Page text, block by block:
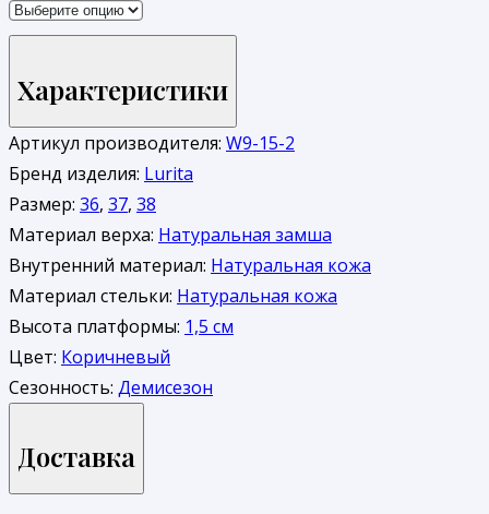
Характеристики
Артикул производителя: W9-15-2
Бренд изделия: Lurita
Размер: 36, 37, 38
Материал верха: Натуральная замша
Внутренний материал: Натуральная кожа
Материал стельки: Натуральная кожа
Высота платформы: 1,5 см
Цвет: Коричневый
Сезонность: Демисезон
Доставка